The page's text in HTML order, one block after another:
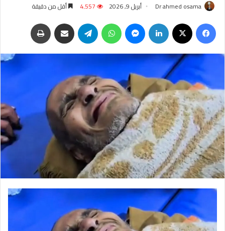
Dr ahmed osama أبريل 9, 2026 4٬557 أقل من دقيقة